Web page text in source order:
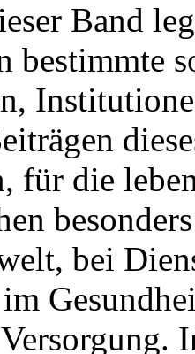
Band
bestimmte
für die
bei